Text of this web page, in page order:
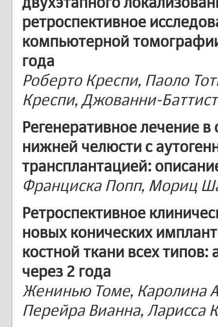
ретроспективное
компьютерной
года
Роберто Креспи, Паоло
Креспи, Джованни-
Регенеративное лечение
нижней челюсти с
трансплантацией:
Франциска Попп, Мориц
Ретроспективное
новых конических
костной ткани всех
через 2 года
Женинью Томе, Каролина
Перейра Вианна, Ларисса